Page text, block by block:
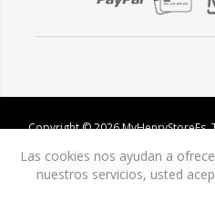
Copyright © 2026
Las cookies nos ayudan a
nuestros servicios, usted